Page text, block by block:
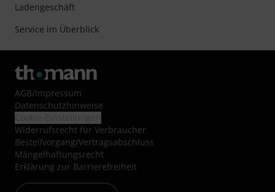
Ladengeschäft
Service im Überblick
AGB/Impressum
Datenschutzhinweise
Widerrufsrecht für Verbraucher
Bestellvorgang/Vertragsabschluss
Mängelhaftungsrecht
Erklärung zur Barrierefreiheit